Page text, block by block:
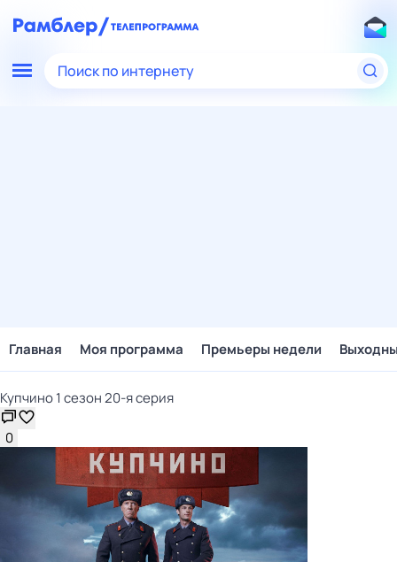
Поиск по интернету
Главная Моя программа Премьеры недели
Купчино 1 сезон 20-я серия
0